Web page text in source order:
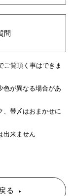
問
ご覧頂く事はできま
色が異なる場合があ
帯〆はおまかせに
出来ません
る